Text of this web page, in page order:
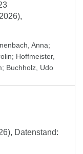
Anna;
; Hoffmeister,
; Buchholz, Udo
Datenstand: